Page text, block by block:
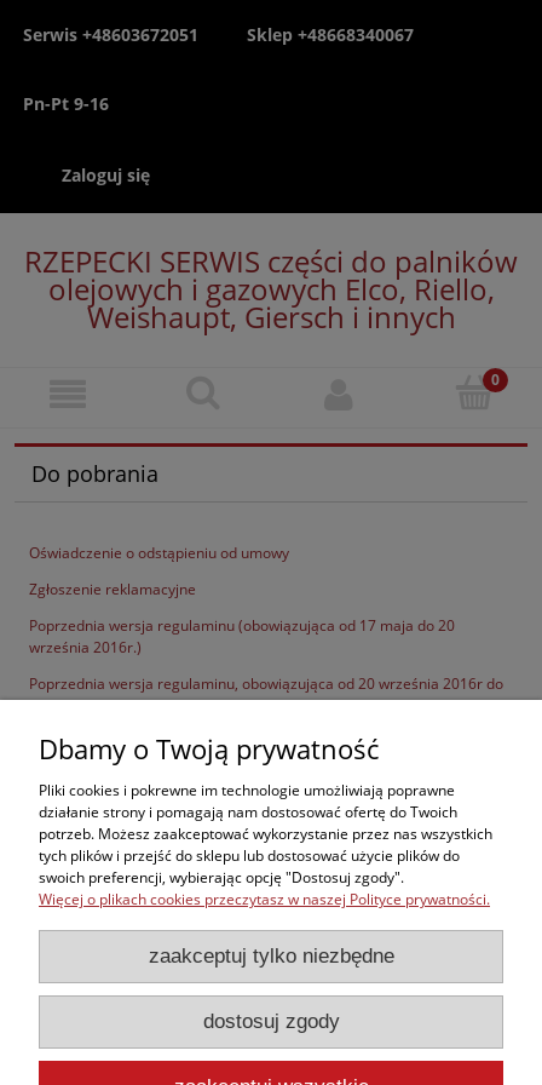
Serwis +48603672051 Sklep +48668340067
Pn-Pt 9-16
Zaloguj się
RZEPECKI SERWIS części do palników
olejowych i gazowych Elco, Riello,
Weishaupt, Giersch i innych
Do pobrania
Oświadczenie o odstąpieniu od umowy
Zgłoszenie reklamacyjne
Poprzednia wersja regulaminu (obowiązująca od 17 maja do 20
września 2016r.)
Poprzednia wersja regulaminu, obowiązująca od 20 września 2016r do
10 stycznia 2017r
Poprzednia wersja regulaminu, obowiązująca od 10 stycznia 2017r do
25 maja 2018r
Zakupy
Kontakt
Informacje
Moje konto
Dbamy o Twoją prywatność
Pliki cookies i pokrewne im technologie umożliwiają poprawne
działanie strony i pomagają nam dostosować ofertę do Twoich
potrzeb. Możesz zaakceptować wykorzystanie przez nas wszystkich
tych plików i przejść do sklepu lub dostosować użycie plików do
swoich preferencji, wybierając opcję "Dostosuj zgody".
Więcej o plikach cookies przeczytasz w naszej Polityce prywatności.
zaakceptuj tylko niezbędne
dostosuj zgody